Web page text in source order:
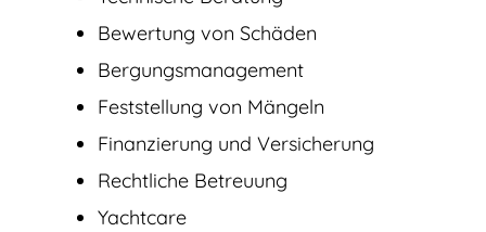
Bewertung von Schäden
Bergungsmanagement
Feststellung von Mängeln
Finanzierung und Versicherung
Rechtliche Betreuung
Yachtcare